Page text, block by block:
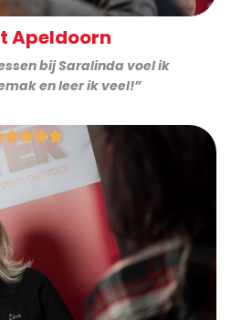
Apeldoorn
bij Saralinda voel ik
en leer ik veel!”